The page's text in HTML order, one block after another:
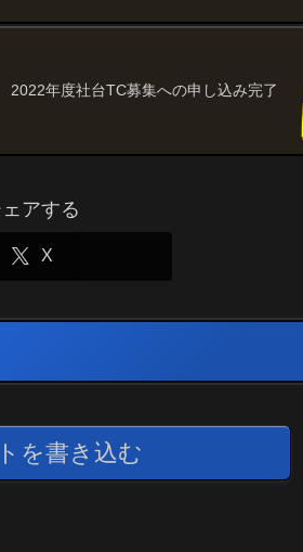
2022年度社台TC募集への申し込み完了
アする
X
を書き込む